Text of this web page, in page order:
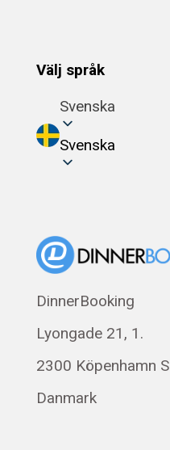
Välj språk
Svenska
Svenska
DinnerBooking
Lyongade 21, 1.
2300 Köpenhamn S
Danmark